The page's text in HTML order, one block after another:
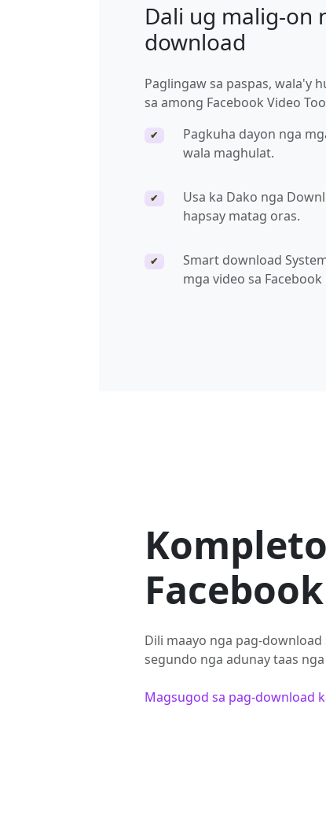
Dali ug malig-on
download
Paglingaw sa paspas, wala'y
sa among Facebook Video
✔
Pagkuha dayon nga
wala maghulat.
✔
Usa ka Dako nga
hapsay matag oras.
✔
Smart download
mga video sa
Dili maayo nga pag-download
segundo nga adunay taas
Magsugod sa pag-download